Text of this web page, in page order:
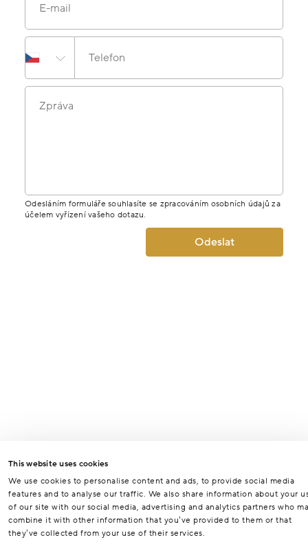
This website uses cookies
We use cookies to personalise content and ads, to provide social media
features and to analyse our traffic. We also share information about your
of our site with our social media, advertising and analytics partners who
combine it with other information that you’ve provided to them or that
they’ve collected from your use of their services.
E-mail
Telefon
Zpráva
Odesláním formuláře souhlasíte se zpracováním osobních údajů za
účelem vyřízení vašeho dotazu.
Odeslat